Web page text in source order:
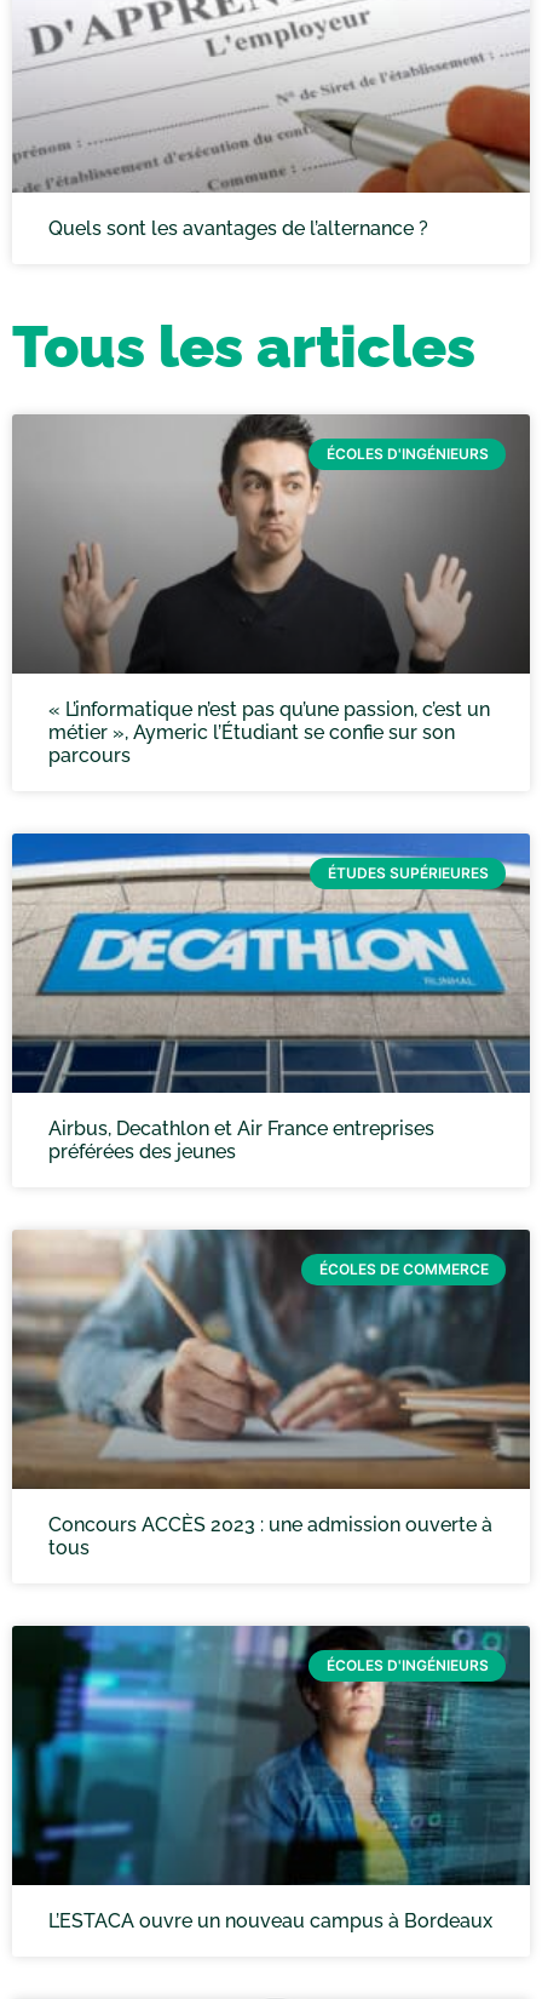
Quels sont les avantages de l’alternance ?
Tous les articles
ÉCOLES D'INGÉNIEURS
« L’informatique n’est pas qu’une passion, c’est un
métier », Aymeric l’Étudiant se confie sur son
parcours
ÉTUDES SUPÉRIEURES
Airbus, Decathlon et Air France entreprises
préférées des jeunes
ÉCOLES DE COMMERCE
Concours ACCÈS 2023 : une admission ouverte à
tous
ÉCOLES D'INGÉNIEURS
L’ESTACA ouvre un nouveau campus à Bordeaux